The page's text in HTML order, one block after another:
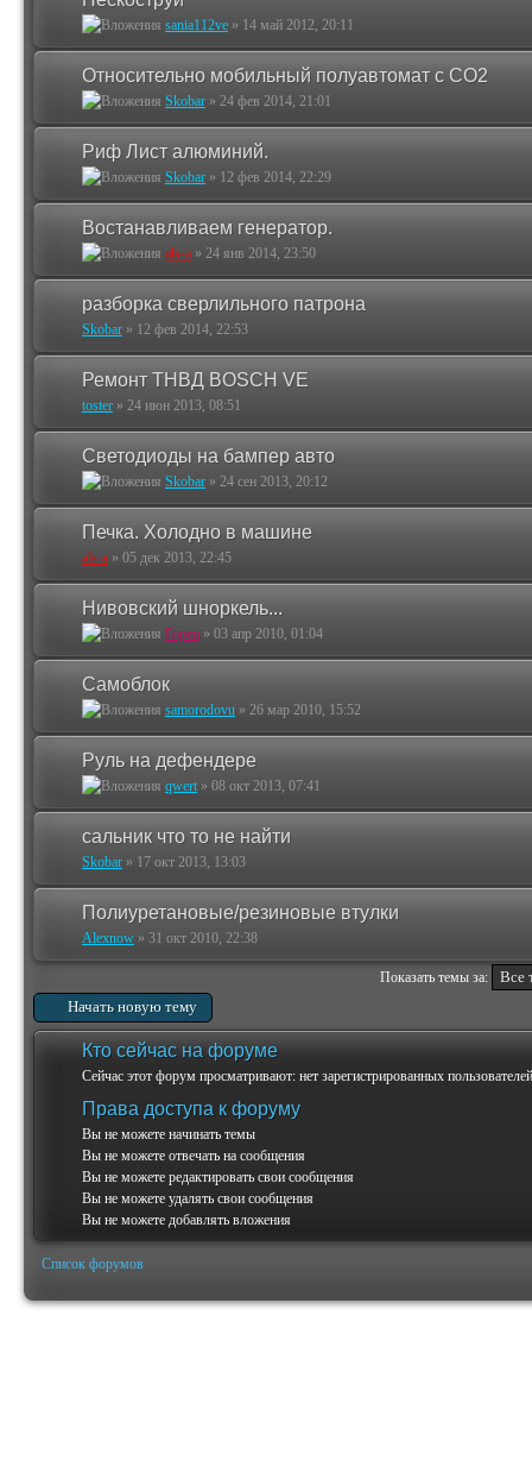
sania112ve » 14 май 2012, 20:11
Относительно мобильный полуавтомат с CO2
Skobar » 24 фев 2014, 21:01
Риф Лист алюминий.
Skobar » 12 фев 2014, 22:29
Востанавливаем генератор.
als-a » 24 янв 2014, 23:50
разборка сверлильного патрона
Skobar » 12 фев 2014, 22:53
Ремонт ТНВД BOSCH VE
toster » 24 июн 2013, 08:51
Светодиоды на бампер авто
Skobar » 24 сен 2013, 20:12
Печка. Холодно в машине
als-a » 05 дек 2013, 22:45
Нивовский шноркель...
Горец » 03 апр 2010, 01:04
Самоблок
samorodovu » 26 мар 2010, 15:52
Руль на дефендере
qwert » 08 окт 2013, 07:41
сальник что то не найти
Skobar » 17 окт 2013, 13:03
Полиуретановые/резиновые втулки
Alexnow » 31 окт 2010, 22:38
Показать темы за:
Начать новую тему
Кто сейчас на форуме
Сейчас этот форум просматривают: нет зарегистрированных
Права доступа к форуму
Вы не можете начинать темы
Вы не можете отвечать на сообщения
Вы не можете редактировать свои сообщения
Вы не можете удалять свои сообщения
Вы не можете добавлять вложения
Список форумов